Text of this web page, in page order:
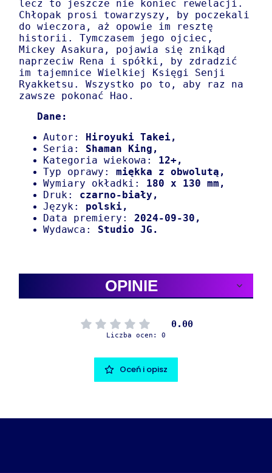
lecz to jeszcze nie koniec rewelacji.
Chłopak prosi towarzyszy, by poczekali
do wieczora, aż opowie im resztę
historii. Tymczasem jego ojciec,
Mickey Asakura, pojawia się znikąd
naprzeciw Rena i spółki, by zdradzić
im tajemnice Wielkiej Księgi Senji
Ryakketsu. Wszystko po to, aby raz na
zawsze pokonać Hao.
Dane:
Autor:
Hiroyuki Takei,
Seria:
Shaman King,
Kategoria wiekowa:
12+,
Typ oprawy: miękka z obwolutą,
Wymiary okładki: 180 x 130 mm,
Druk: czarno-biały,
Język: polski,
Data premiery:
2024-09-30,
Wydawca: Studio JG.
OPINIE
0.00
Liczba ocen: 0
Oceń i opisz